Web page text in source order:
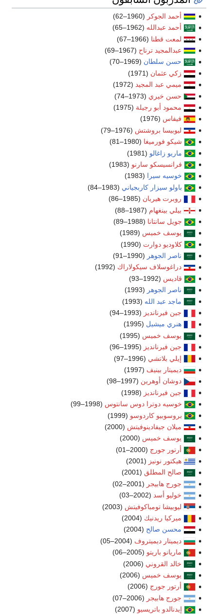
أحمد الجوكر(1960–62)
أحمد عبدالله(1962–65)
لمعت قطنا(1966–67)
عبدالمجيد ترناح(1967–69)
حسن سلطان(1969–70)
زكي عثمان (1971)
ميمي عبد المجيد (1972)
حسن خيري(1973–74)
محمود أبو رجيلة(1975)
فيفاس(1976)
ليوبيسا بروشتش(1976–79)
شيكو فورميغا(1980–81)
ماريو زاغالو(1981)
فرانسيسكو سارنو(1983)
خوسيه سيرا(1983)
باولو سيزار كاربجياني (1983–84)
روبرت هيربان(1985–86)
بيلي بينغهام(1987–88)
جويل سانتانا(1988–89)
يوسف خميس(1989)
كلاوديو دوارت(1990)
ناصر الجوهر(1990–91)
دراغوسلاف سيكولاراك(1992)
قاديس(1992–93)
ناصر الجوهر(1993)
ماجد عبد الله(1993)
جين فيرنانديز(1993–94)
هنري ميشيل(1995)
يوسف خميس(1995)
جين فيرنانديز(1995–96)
إيلي بلاتشي(1996–97)
ديميتار بينيف(1997)
دوشان أوهرين(1997–98)
جين فيرنانديز(1998)
خوسيه دوترا دوس سانتوس (1998–99)
بروسوبيو كاردوسو(1999)
ميلان جيفادينوفيتش(2000)
يوسف خميس(2000)
أرتور جورج(2000–01)
هيكتور نونيز(2001)
صالح المطلق(2001)
جورج هابيجر(2001–02)
خوليو أسد (2002–03)
ليوبيشا تومباكوفيتش(2003)
ميركيا ريدنيك (2004)
محسن صالح(2004)
ديميتار ديميتروف (2004–05)
ماريانو باريتو(2005–06)
خالد القروني(2006)
يوسف خميس(2006)
أرتور جورج(2006)
جورج هابيجر(2006–07)
إيدنالدو باتريسيو(2007)